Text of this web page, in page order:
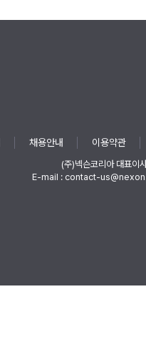
채용안내 이용약관
(주)넥슨코리아 대표이
E-mail : contact-